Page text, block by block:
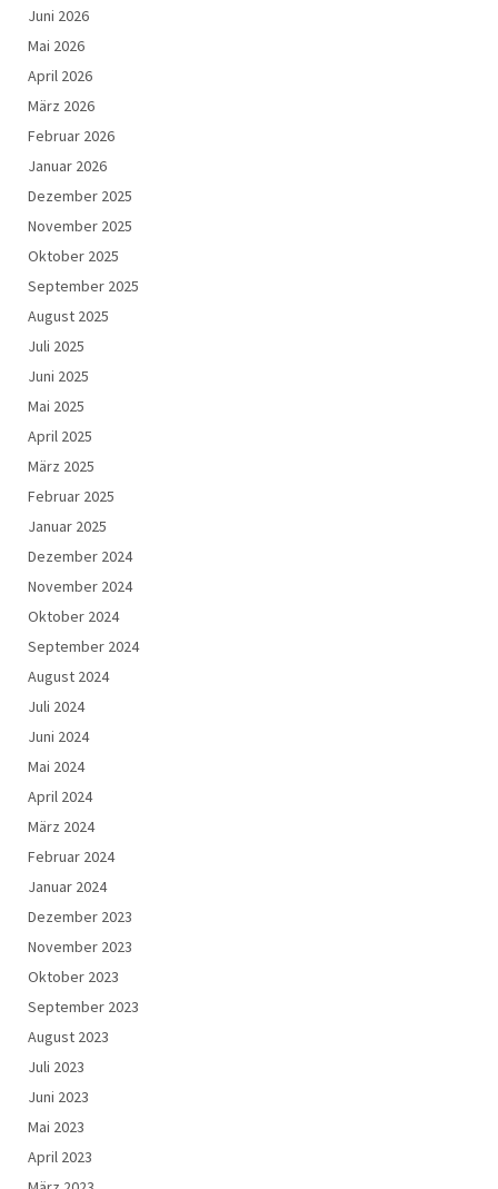
Juni 2026
Mai 2026
April 2026
März 2026
Februar 2026
Januar 2026
Dezember 2025
November 2025
Oktober 2025
September 2025
August 2025
Juli 2025
Juni 2025
Mai 2025
April 2025
März 2025
Februar 2025
Januar 2025
Dezember 2024
November 2024
Oktober 2024
September 2024
August 2024
Juli 2024
Juni 2024
Mai 2024
April 2024
März 2024
Februar 2024
Januar 2024
Dezember 2023
November 2023
Oktober 2023
September 2023
August 2023
Juli 2023
Juni 2023
Mai 2023
April 2023